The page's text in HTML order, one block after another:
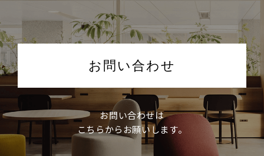
お問い合わせ
お問い合わせは
こちらからお願いします。